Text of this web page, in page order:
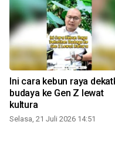
Ini cara kebun raya
budaya ke Gen Z lewat
kultura
Selasa, 21 Juli 2026 14:51